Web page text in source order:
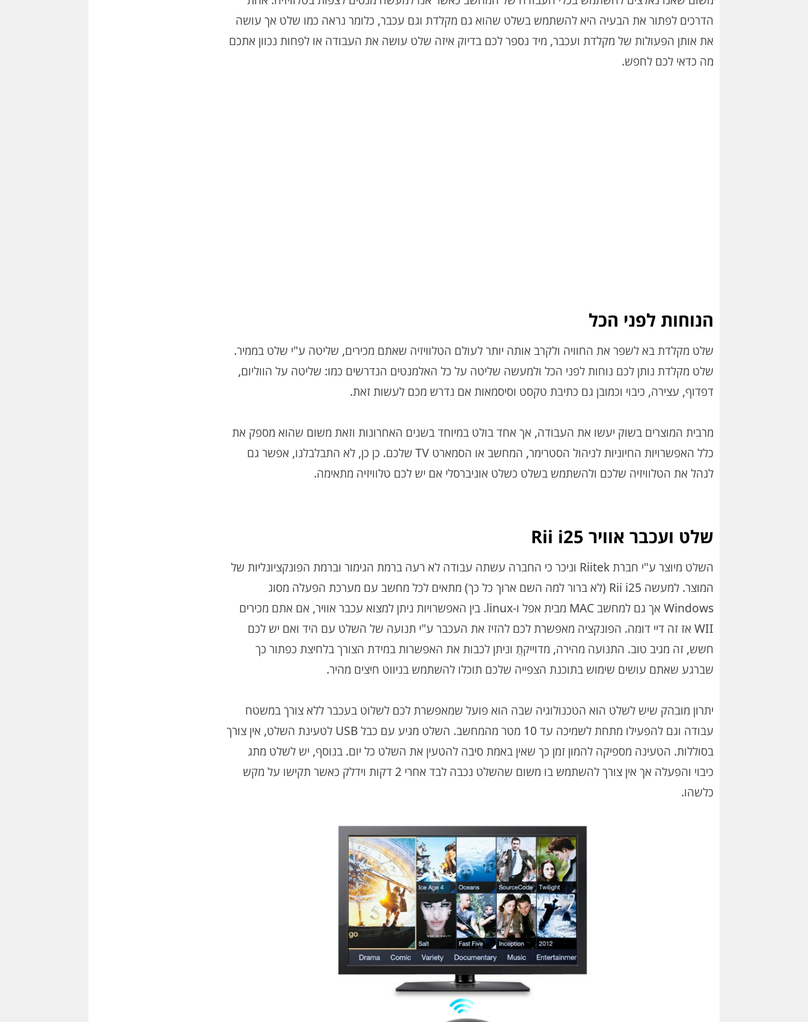
הדרכים לפתור את הבעיה היא להשתמש בשלט שהוא גם מקלדת וגם עכבר, כלומר נראה כמו שלט אך עושה
את אותן הפעולות של מקלדת ועכבר, מיד נספר לכם בדיוק איזה שלט עושה את העבודה או לפחות נכוון אתכם
מה כדאי לכם לחפש.
הנוחות לפני הכל
שלט מקלדת בא לשפר את החוויה ולקרב אותה יותר לעולם הטלוויזיה שאתם מכירים, שליטה ע"י שלט בממיר.
שלט מקלדת נותן לכם נוחות לפני הכל ולמעשה שליטה על כל האלמנטים הנדרשים כמו: שליטה על הווליום,
דפדוף, עצירה, כיבוי וכמובן גם כתיבת טקסט וסיסמאות אם נדרש מכם לעשות זאת.
מרבית המוצרים בשוק יעשו את העבודה, אך אחד בולט במיוחד בשנים האחרונות וזאת משום שהוא מספק את
כלל האפשרויות החיוניות לניהול הסטרימר, המחשב או הסמארט TV שלכם. כן כן, לא התבלבלנו, אפשר גם
לנהל את הטלוויזיה שלכם ולהשתמש בשלט כשלט אוניברסלי אם יש לכם טלוויזיה מתאימה.
שלט ועכבר אוויר Rii i25
השלט מיוצר ע"י חברת Riitek וניכר כי החברה עשתה עבודה לא רעה ברמת הגימור וברמת הפונקציונליות של
המוצר. למעשה Rii i25 (לא ברור למה השם ארוך כל כך) מתאים לכל מחשב עם מערכת הפעלה מסוג
Windows אך גם למחשב MAC מבית אפל ו-linux. בין האפשרויות ניתן למצוא עכבר אוויר, אם אתם מכירים
WII אז זה דיי דומה. הפונקציה מאפשרת לכם להזיז את העכבר ע"י תנועה של השלט עם היד ואם יש לכם
חשש, זה מגיב טוב. התנועה מהירה, מדוייקתֲ וניתן לכבות את האפשרות במידת הצורך בלחיצת כפתור כך
שברגע שאתם עושים שימוש בתוכנת הצפייה שלכם תוכלו להשתמש בניווט חיצים מהיר.
יתרון מובהק שיש לשלט הוא הטכנולוגיה שבה הוא פועל שמאפשרת לכם לשלוט בעכבר ללא צורך במשטח
עבודה וגם להפעילו מתחת לשמיכה עד 10 מטר מהמחשב. השלט מגיע עם כבל USB לטעינת השלט, אין צורך
בסוללות. הטעינה מספיקה להמון זמן כך שאין באמת סיבה להטעין את השלט כל יום. בנוסף, יש לשלט מתג
כיבוי והפעלה אך אין צורך להשתמש בו משום שהשלט נכבה לבד אחרי 2 דקות וידלק כאשר תקישו על מקש
כלשהו.